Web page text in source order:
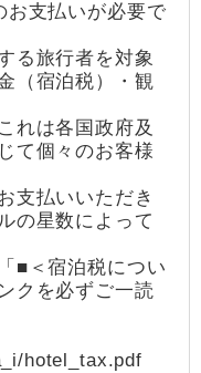
お支払いが必要で
る旅行者を対象
（宿泊税）・観
れは各国政府及
て個々のお客様
支払いいただき
の星数によって
■＜宿泊税につい
クを必ずご一読
hotel_tax.pdf